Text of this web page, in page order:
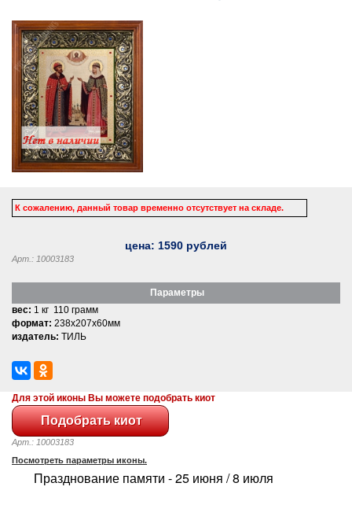
К сожалению, данный товар временно отсутствует на складе.
цена: 1590 рублей
Арт.: 10003183
Параметры
вес: 1 кг 110 грамм
формат: 238x207x60мм
издатель: ТИЛЬ
Для этой иконы Вы можете подобрать киот
Арт.: 10003183
Посмотреть параметры иконы.
Празднование памяти - 25 июня / 8 июля